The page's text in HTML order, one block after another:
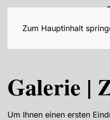
Zum Hauptinhalt
Galerie |
Um Ihnen einen ersten